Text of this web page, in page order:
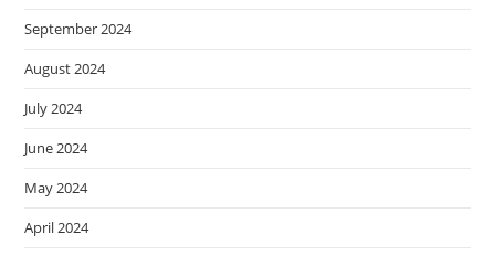
September 2024
August 2024
July 2024
June 2024
May 2024
April 2024